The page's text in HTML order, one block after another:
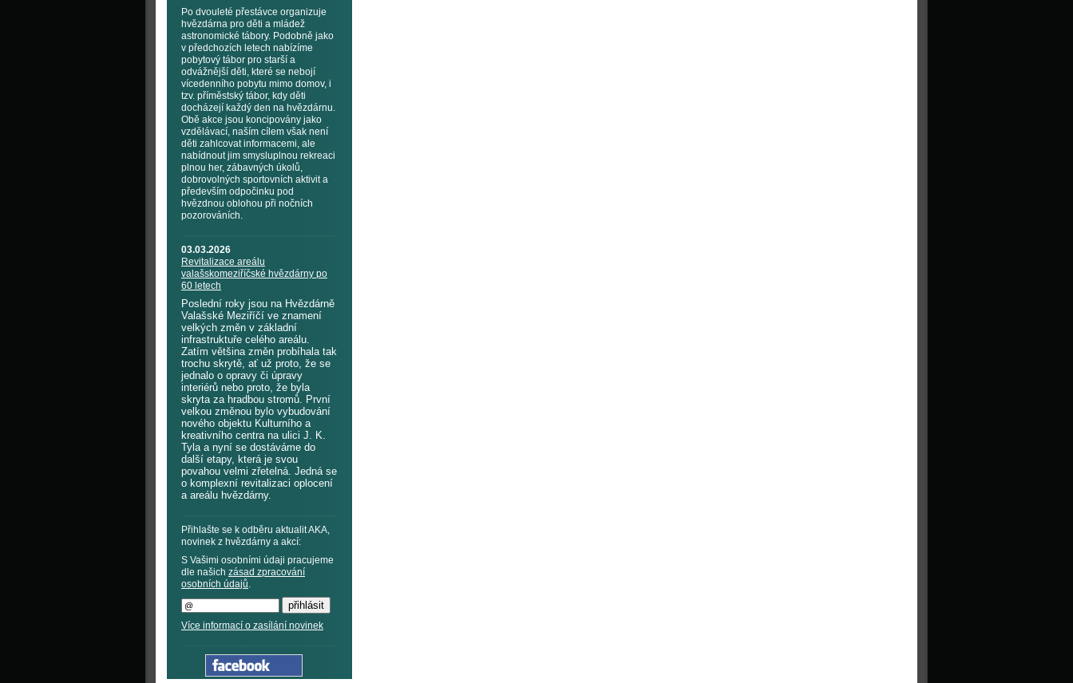
Po dvouleté přestávce organizuje
hvězdárna pro děti a mládež
astronomické tábory. Podobně jako
v předchozích letech nabízíme
pobytový tábor pro starší a
odvážnější děti, které se nebojí
vícedenního pobytu mimo domov, i
tzv. příměstský tábor, kdy děti
docházejí každý den na hvězdárnu.
Obě akce jsou koncipovány jako
vzdělávací, naším cílem však není
děti zahlcovat informacemi, ale
nabídnout jim smysluplnou rekreaci
plnou her, zábavných úkolů,
dobrovolných sportovních aktivit a
především odpočinku pod
hvězdnou oblohou při nočních
pozorováních.
03.03.2026
Revitalizace areálu
valašskomeziříčské hvězdárny po
60 letech
Poslední roky jsou na Hvězdárně
Valašské Meziříčí ve znamení
velkých změn v základní
infrastruktuře celého areálu.
Zatím většina změn probíhala tak
trochu skrytě, ať už proto, že se
jednalo o opravy či úpravy
interiérů nebo proto, že byla
skryta za hradbou stromů. První
velkou změnou bylo vybudování
nového objektu Kulturního a
kreativního centra na ulici J. K.
Tyla a nyní se dostáváme do
další etapy, která je svou
povahou velmi zřetelná. Jedná se
o komplexní revitalizaci oplocení
a areálu hvězdárny.
Přihlašte se k odběru aktualit AKA,
novinek z hvězdárny a akcí:
S Vašimi osobními údaji pracujeme
dle našich zásad zpracování
osobních údajů.
Více informací o zasílání novinek